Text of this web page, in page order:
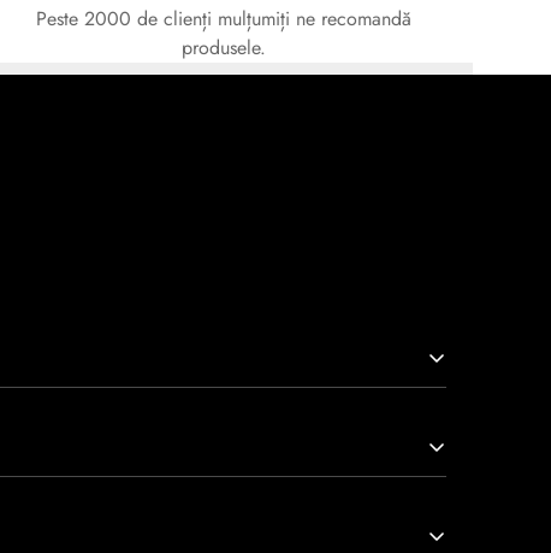
Peste 2000 de clienți mulțumiți ne recomandă
produsele.
nu doar pantofi, ci opere de artă care transcend